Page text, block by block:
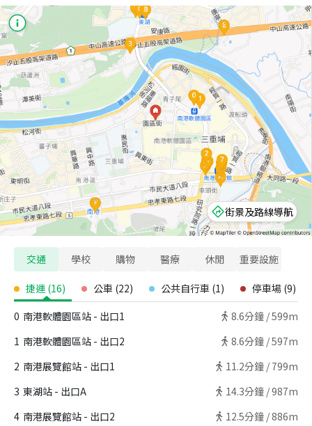
街景及路線導航
交通 學校 購物 醫療 休閒 重要設施
捷運 (16) 公車 (22) 公共自行車 (1) 停車場 (9)
0 南港軟體園區站 - 出口1 8.6分鐘 /599m
1 南港軟體園區站 - 出口2 8.6分鐘 /597m
2 南港展覽館站 - 出口1 11.2分鐘 / 799m
3 東湖站 - 出口A 14.3分鐘 /987m
4 南港展覽館站 - 出口2 12.5分鐘 /886m